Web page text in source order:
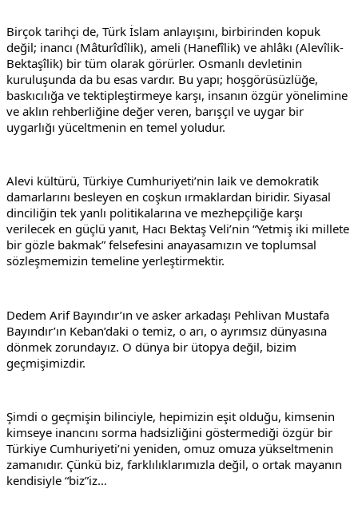
Birçok tarihçi de, Türk İslam anlayışını, birbirinden kopuk
değil; inancı (Mâturîdîlik), ameli (Hanefîlik) ve ahlâkı (Alevîlik-
Bektaşîlik) bir tüm olarak görürler. Osmanlı devletinin
kuruluşunda da bu esas vardır. Bu yapı; hoşgörüsüzlüğe,
baskıcılığa ve tektipleştirmeye karşı, insanın özgür yönelimine
ve aklın rehberliğine değer veren, barışçıl ve uygar bir
uygarlığı yüceltmenin en temel yoludur.
Alevi kültürü, Türkiye Cumhuriyeti’nin laik ve demokratik
damarlarını besleyen en coşkun ırmaklardan biridir. Siyasal
dinciliğin tek yanlı politikalarına ve mezhepçiliğe karşı
verilecek en güçlü yanıt, Hacı Bektaş Veli’nin “Yetmiş iki millete
bir gözle bakmak” felsefesini anayasamızın ve toplumsal
sözleşmemizin temeline yerleştirmektir.
Dedem Arif Bayındır’ın ve asker arkadaşı Pehlivan Mustafa
Bayındır’ın Keban’daki o temiz, o arı, o ayrımsız dünyasına
dönmek zorundayız. O dünya bir ütopya değil, bizim
geçmişimizdir.
Şimdi o geçmişin bilinciyle, hepimizin eşit olduğu, kimsenin
kimseye inancını sorma hadsizliğini göstermediği özgür bir
Türkiye Cumhuriyeti’ni yeniden, omuz omuza yükseltmenin
zamanıdır. Çünkü biz, farklılıklarımızla değil, o ortak mayanın
kendisiyle “biz”iz…